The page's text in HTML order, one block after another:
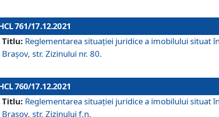
761/17.12.2021
Titlu: Reglementarea situației juridice a imobilului situat
Brașov, str. Zizinului nr. 80.
760/17.12.2021
Titlu: Reglementarea situației juridice a imobilului situat
Brașov, str. Zizinului f.n.